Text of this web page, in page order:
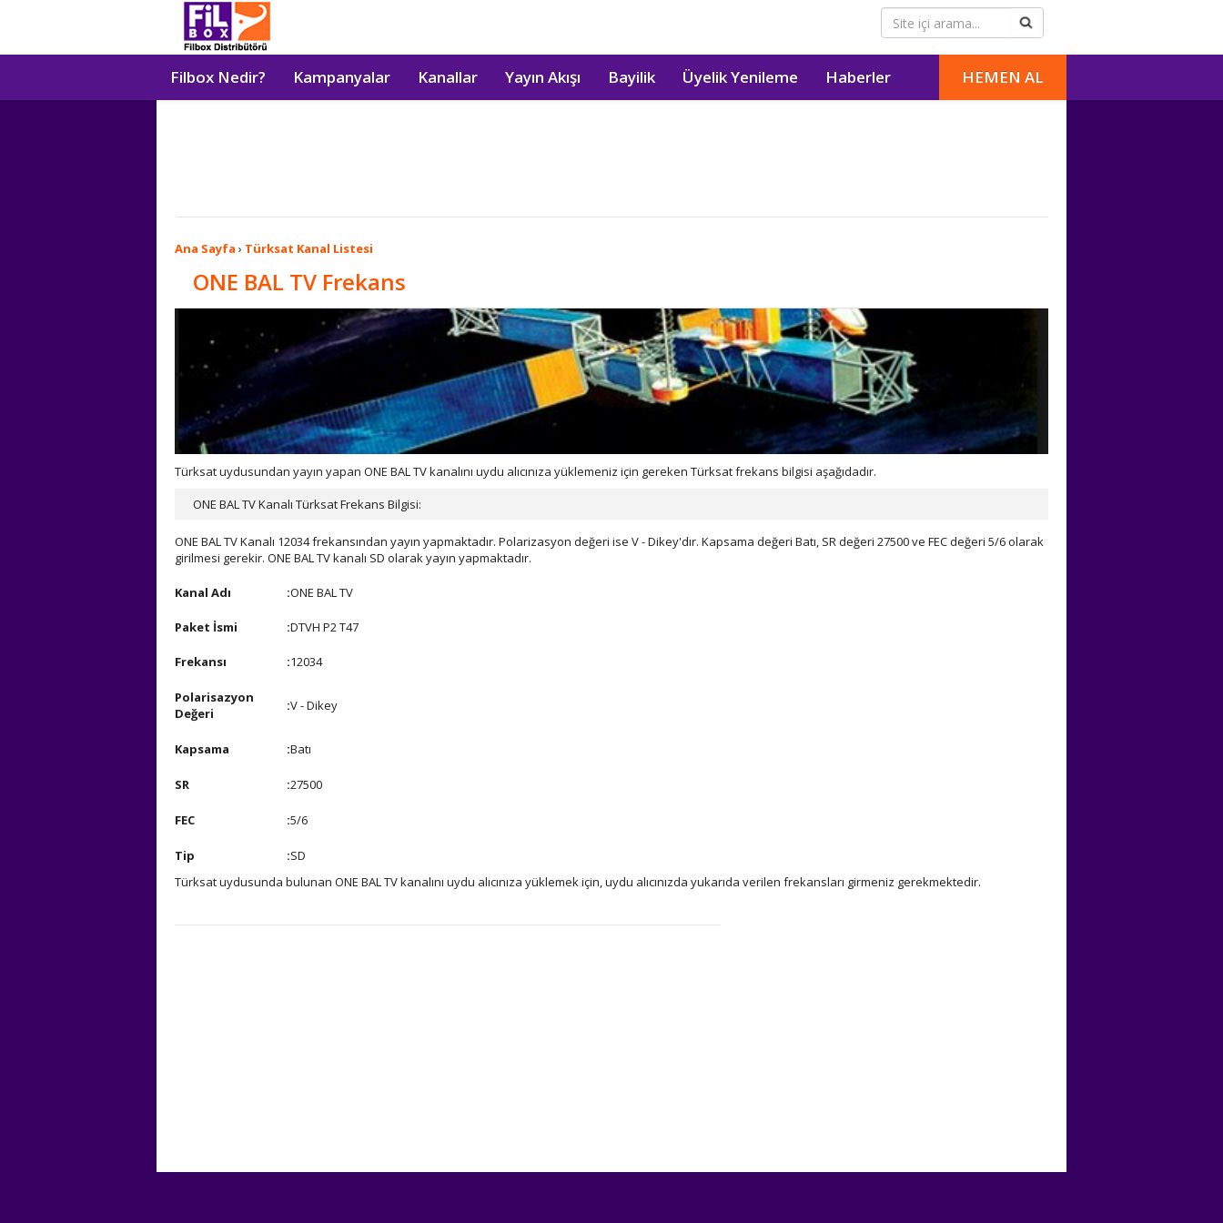
Filbox Nedir? Kampanyalar Kanallar Yayın Akışı Bayilik Üyelik Yenileme Haberler HEMEN AL
Ana Sayfa › Türksat Kanal Listesi
ONE BAL TV Frekans
Türksat uydusundan yayın yapan ONE BAL TV kanalını uydu alıcınıza yüklemeniz için gereken Türksat frekans bilgisi aşağıdadır.
ONE BAL TV Kanalı Türksat Frekans Bilgisi:
ONE BAL TV Kanalı 12034 frekansından yayın yapmaktadır. Polarizasyon değeri ise V - Dikey'dır. Kapsama değeri Batı, SR değeri 27500 ve FEC değeri 5/6 olarak
girilmesi gerekir. ONE BAL TV kanalı SD olarak yayın yapmaktadır.
Kanal Adı :ONE BAL TV
Paket İsmi :DTVH P2 T47
Frekansı :12034
Polarisazyon
Değeri
:V - Dikey
Kapsama :Batı
SR :27500
FEC :5/6
Tip :SD
Türksat uydusunda bulunan ONE BAL TV kanalını uydu alıcınıza yüklemek için, uydu alıcınızda yukarıda verilen frekansları girmeniz gerekmektedir.